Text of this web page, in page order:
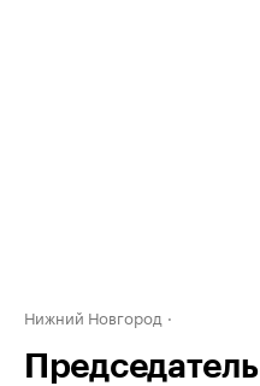
Нижний Новгород
Председатель